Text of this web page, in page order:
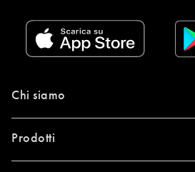
Chi siamo
Prodotti